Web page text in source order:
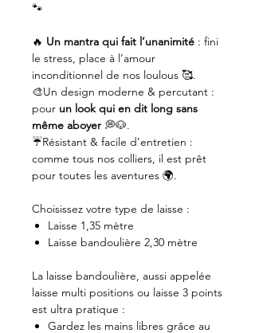
🐾
🔥 Un mantra qui fait l’unanimité : fini
le stress, place à l’amour
inconditionnel de nos loulous 🥰.
🎨Un design moderne & percutant :
pour un look qui en dit long sans
même aboyer 💭🐶.
☔️Résistant & facile d’entretien :
comme tous nos colliers, il est prêt
pour toutes les aventures 🌍.
Choisissez votre type de laisse :
Laisse 1,35 mètre
Laisse bandoulière 2,30 mètre
La laisse bandoulière, aussi appelée
laisse multi positions ou laisse 3 points
est ultra pratique :
Gardez les mains libres grâce au